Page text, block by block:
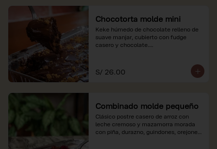
Chocotorta molde mini
Keke húmedo de chocolate relleno de
suave manjar, cubierto con fudge
casero y chocolate.
soles e incluyen impuestos de ley y
recargo al consumo. Imagenes
S/ 26.00
Combinado molde pequeño
Clásico postre casero de arroz con
leche cremoso y mazamorra morada
con piña, durazno, guindones, orejones